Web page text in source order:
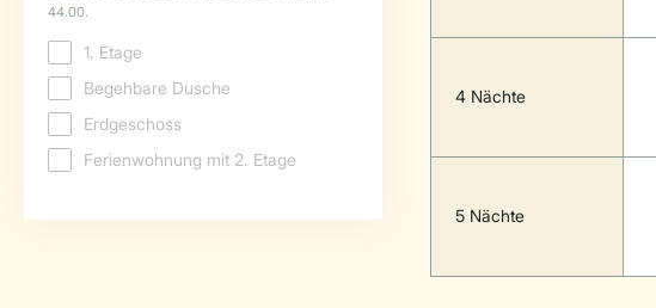
4 Nächte
5 Nächte